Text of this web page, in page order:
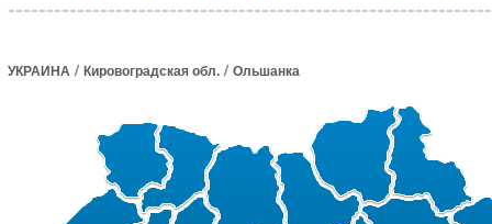
УКРАИНА / Кировоградская обл. / Ольшанка